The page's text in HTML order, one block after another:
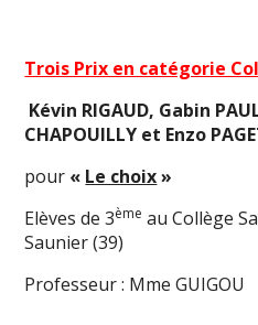
Trois Prix en catégorie
Kévin RIGAUD, Gabin
CHAPOUILLY et Enzo
pour « Le choix»
Elèves de 3ème au Collège
Saunier (39)
Professeur : Mme GUIGOU